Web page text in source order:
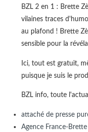
BZL 2 en 1 : Brette
vilaines traces
au plafond ! Brette
sensible pour la
Ici, tout est gratuit,
puisque je suis le
BZL info, toute
attaché de presse
Agence France-Brette